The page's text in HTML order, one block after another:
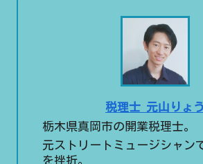
税理士 元山りょう
栃木県真岡市の開業税理士。
元ストリートミュージシャン
を挫折。